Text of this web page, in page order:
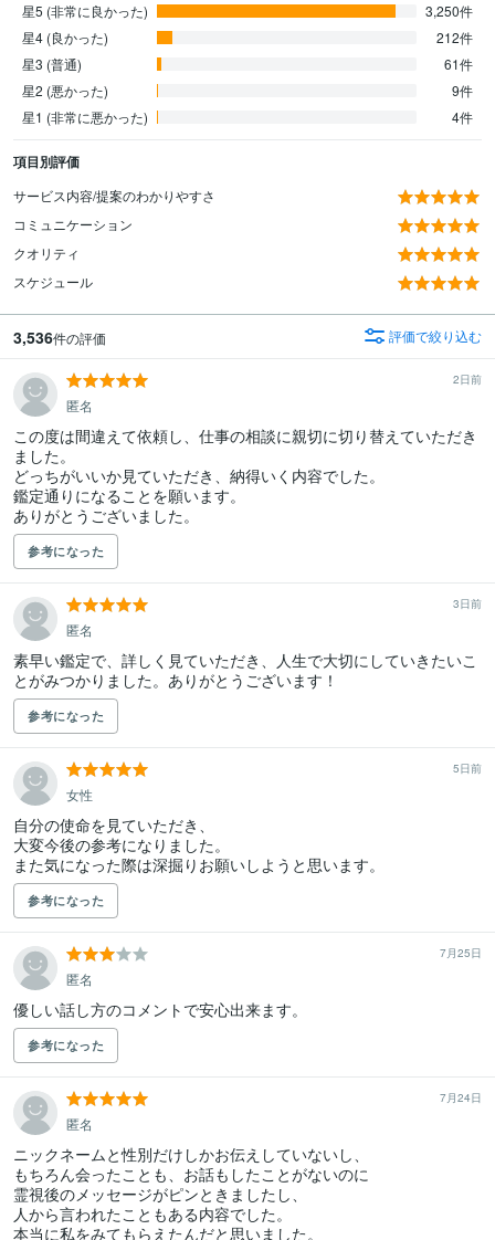
星5 (非常に良かった)
3,250件
星4 (良かった)
212件
星3 (普通)
61件
星2 (悪かった)
9件
星1 (非常に悪かった)
4件
項目別評価
サービス内容/提案のわかりやすさ
コミュニケーション
クオリティ
スケジュール
3,536件の評価 評価で絞り込む
2日前
匿名
この度は間違えて依頼し、仕事の相談に親切に切り替えていただき
ました。
どっちがいいか見ていただき、納得いく内容でした。
鑑定通りになることを願います。
ありがとうございました。
参考になった
3日前
匿名
素早い鑑定で、詳しく見ていただき、人生で大切にしていきたいこ
とがみつかりました。ありがとうございます！
参考になった
5日前
女性
自分の使命を見ていただき、
大変今後の参考になりました。
また気になった際は深掘りお願いしようと思います。
参考になった
7月25日
匿名
優しい話し方のコメントで安心出来ます。
参考になった
7月24日
匿名
ニックネームと性別だけしかお伝えしていないし、
もちろん会ったことも、お話もしたことがないのに
霊視後のメッセージがピンときましたし、
人から言われたこともある内容でした。
本当に私をみてもらえたんだと思いました。